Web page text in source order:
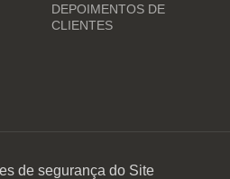
DEPOIMENTOS DE
CLIENTES
de segurança do Site